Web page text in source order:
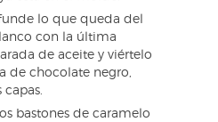
lo que queda del
con la última
de aceite y viértelo
de chocolate negro,
capas.
bastones de caramelo